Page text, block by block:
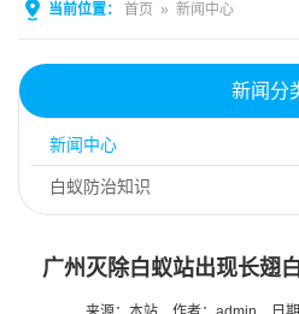
当前位置： 首页 » 新闻中心
新闻分
新闻中心
白蚁防治知识
广州灭除白蚁站出现长翅